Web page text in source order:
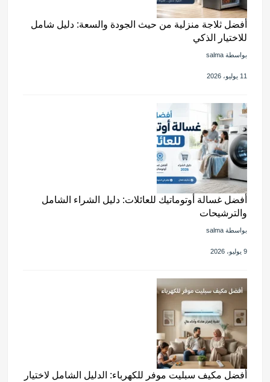
أفضل ثلاجة منزلية من حيث الجودة والسعة: دليل شامل
للاختيار الذكي
بواسطة salma
11 يوليو، 2026
أفضل غسالة أوتوماتيك للعائلات: دليل الشراء الشامل
والترشيحات
بواسطة salma
9 يوليو، 2026
أفضل مكيف سبليت موفر للكهرباء: الدليل الشامل لاختيار